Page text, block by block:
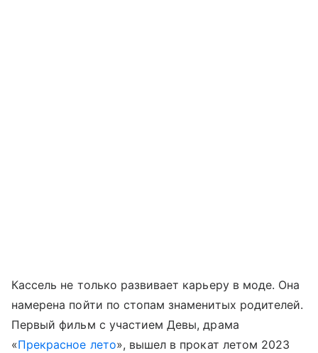
Кассель не только развивает карьеру в моде. Она
намерена пойти по стопам знаменитых родителей.
Первый фильм с участием Девы, драма
«Прекрасное лето», вышел в прокат летом 2023